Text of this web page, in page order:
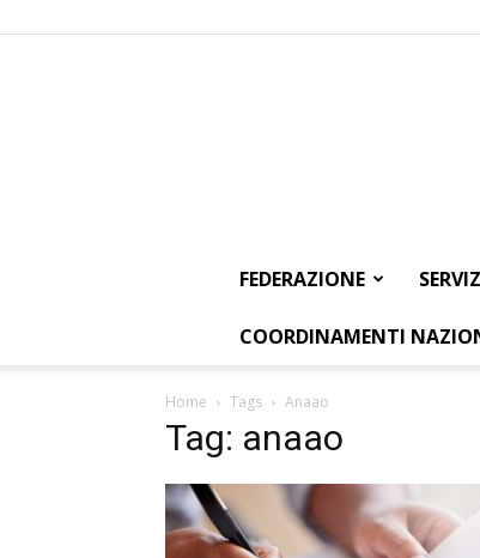
FEDERAZIONE
COORDINAMENTI
Home Tags Anaao
Tag: anaao